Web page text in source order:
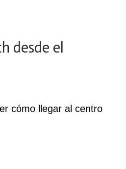
desde el
cómo llegar al centro